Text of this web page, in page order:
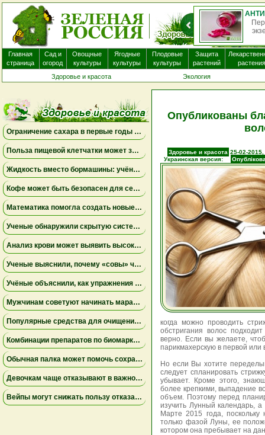
Главная
страница
Сад и
огород
Овощные
культуры
Ягодные
культуры
Плодовые
культуры
Защита
растений
растения
Здоровье и красота
Экология
Ограничение сахара в первые годы жизни может снизить риск болезни Альцгеймера
Польза пищевой клетчатки может зависеть от конкретных бактерий в кишечнике
Жидкость вместо бормашины: учёные подтвердили эффективность нового метода лечения детского кариеса
Кофе может быть безопасен для сердца, а энергетики — повышать риск аритмии
Математика помогла создать новые биомаркеры для прогнозирования рака молочной железы
Ученые обнаружили скрытую систему очистки в задней части глаза
Анализ крови может выявить высокий риск болезни Альцгеймера за десять лет до появления симптомов
Ученые выяснили, почему «совы» чаще набирают жир в области живота
Учёные объяснили, как упражнения замедляют старение мышц
Мужчинам советуют начинать марафон медленнее
Популярные средства для очищения слизи не помогли пациентам на ИВЛ и могут повышать риск осложнений
Комбинации препаратов по биомаркерам помогли уменьшить устойчивую к лечению меланому
Обычная палка может помочь сохранить равновесие
Девочкам чаще отказывают в важной защите после рождения
Вейпы могут снижать пользу отказа от сигарет
Опубликованы
Здоровье и красота 25-02-
Украинская версия:
когда можно проводить
обстригания волос
верно. Если вы желаете,
парикмахерскую в первой или
Но если Вы хотите
следует спланировать
убывает. Кроме этого,
более крепкими, выпадение
объем. Поэтому перед
изучить Лунный календарь,
Марте 2015 года,
только фазой Луны, ее
котором она пребывает на